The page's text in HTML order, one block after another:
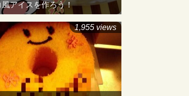
風アイスを作ろう！
1,955 views